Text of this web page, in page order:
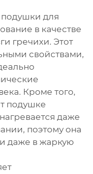
для
в качестве
гречихи. Этот
свойствами,
Кроме того,
подушке
даже
поэтому она
даже в жаркую